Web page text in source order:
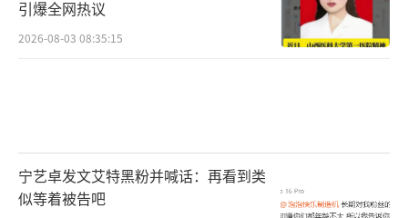
引爆全网热议
2026-08-03 08:35:15
宁艺卓发文艾特黑粉并喊话：再看到类
似等着被告吧